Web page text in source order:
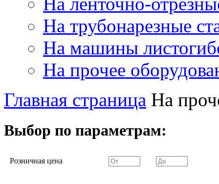
На трубонарезные
На машины
На прочее
Главная страница На
Выбор по параметрам:
Розничная цена